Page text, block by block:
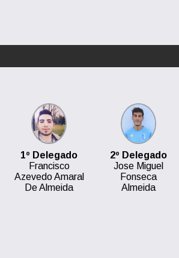
1º Delegado
Francisco
Azevedo Amaral
De Almeida
2º Delegado
Jose Miguel
Fonseca
Almeida